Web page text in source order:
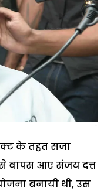
के तहत सजा
वापस आए संजय दत्त
बनायी थी, उस